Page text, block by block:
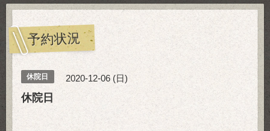
予約状況
休院日 2020-12-06 (日)
休院日